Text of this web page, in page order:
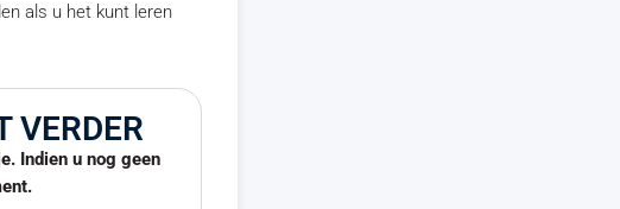
als u het kunt leren
VERDER
Indien u nog geen